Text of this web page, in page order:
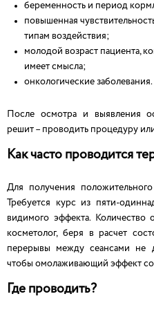
беременность и период
повышенная
типам воздействия;
молодой возраст пациента,
имеет смысла;
онкологические заболевания.
После осмотра и выявления
решит – проводить процедуру
Как часто проводится
Для получения
Требуется курс из пяти-
видимого эффекта. Количество
косметолог, беря в расчет
перерывы между сеансами не
чтобы омолаживающий эффект
Где проводить?